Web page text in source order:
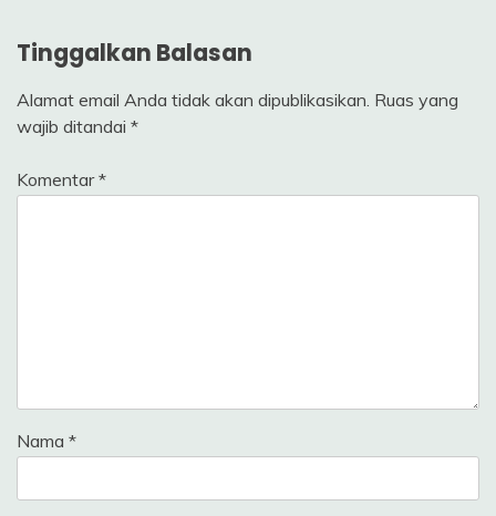
Tinggalkan Balasan
Alamat email Anda tidak akan dipublikasikan. Ruas yang
wajib ditandai *
Komentar*
Nama *